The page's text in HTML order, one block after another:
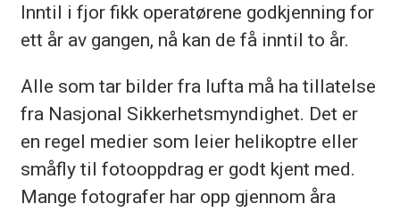
Inntil i fjor fikk operatørene godkjenning for
ett år av gangen, nå kan de få inntil to år.
Alle som tar bilder fra lufta må ha tillatelse
fra Nasjonal Sikkerhetsmyndighet. Det er
en regel medier som leier helikoptre eller
småfly til fotooppdrag er godt kjent med.
Mange fotografer har opp gjennom åra